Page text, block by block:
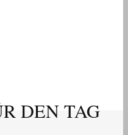
DEN TAG